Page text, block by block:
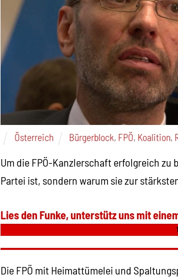
Österreich Bürgerblock, FPÖ, Koalition,
Um die FPÖ-Kanzlerschaft erfolgreich
Partei ist, sondern warum sie zur
Lies den Funke, unterstütz uns mit
Die FPÖ mit Heimattümelei und